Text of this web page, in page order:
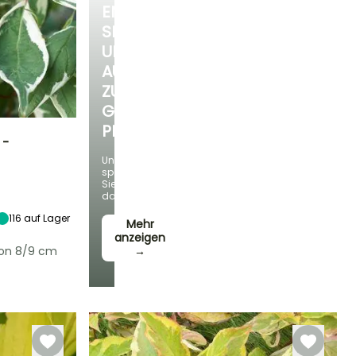
ENTDECKEN
SIE
UNSERE
AUSWAHL
ZU
GÜNSTIGEN
PREISEN
Und
sparen
Sie
dabei!
Mehr
anzeigen
→
-
116 auf Lager
8/9 cm